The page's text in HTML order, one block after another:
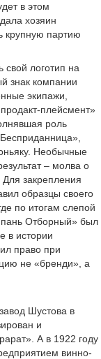
в этом
хозяин
крупную партию
логотип на
знак компании
экипажи,
плейсмент»
роль
Необычные
– молва о
закрепления
образцы своего
по итогам слепой
Отборный» был
в истории
право при
не «бренди», а
Шустова в
и
А в 1922 году
винно-